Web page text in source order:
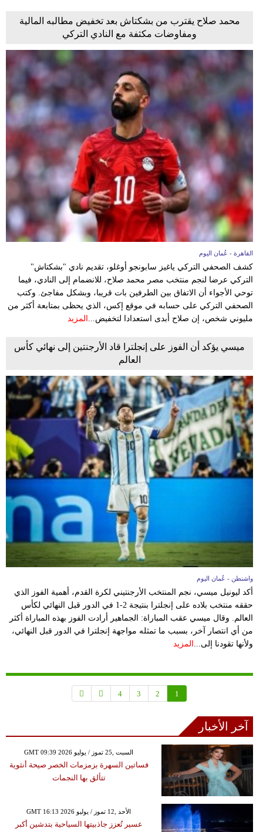
محمد صلاح يقترب من بشكتاش بعد تخفيض مطالبه المالية
ومفاوضات مكثفة مع النادي التركي
القاهرة - عُمان اليوم
كشف الصحفي التركي ياغيز سابونجو أوغلو، تقديم نادي "بشكتاش"
التركي عرضا لنجم منتخب مصر محمد صلاح، للانضمام إلى النادي، فيما
توحي الأجواء أن الاتفاق بين الطرفين بات قريبا، وبشكل مفاجئ. وكتب
الصحفي التركي على حسابه في موقع إكس، الذي يحظى بمتابعة أكثر من
مليوني شخص، إن صلاح أبدى استعدادا لتخفيض...
المزيد
ميسي يؤكد أن الفوز على إنجلترا قاد الأرجنتين إلى نهائي كأس
العالم
واشنطن - عُمان اليوم
أكد ليونيل ميسي، نجم المنتخب الأرجنتيني لكرة القدم، أهمية الفوز الذي
حققه منتخب بلاده على إنجلترا بنتيجة 2-1 في الدور قبل النهائي لكأس
العالم. وقال ميسي عقب المباراة: الجماهير أرادت الفوز بهذه المباراة أكثر
من أي انتصار آخر، بسبب ما تمثله مواجهة إنجلترا في الدور قبل النهائي،
ولأنها تقودنا إلى... المزيد
1
2
3
4
آخر الأخبار
GMT 09:39 2026 السبت ,25 تموز / يوليو
فساتين السهرة بزمزمات الخصر صيحة أنثوية
تتألق بها النجمات
GMT 16:13 2026 الأحد ,12 تموز / يوليو
عسير تُعزز جاذبيتها السياحية بتدشين أكبر